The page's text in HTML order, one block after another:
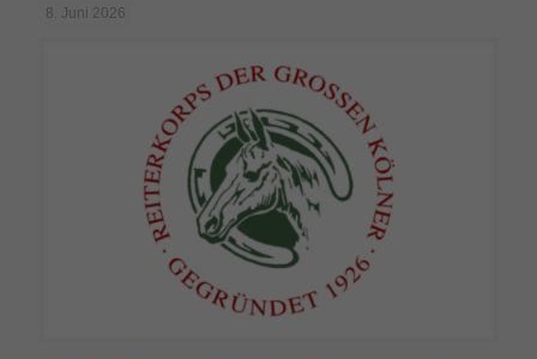
8. Juni 2026